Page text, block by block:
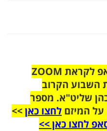
הצטרפו לקבוצת הוואטסאפ לקראת ZOOM
השבוע הקרוב
שליט"א. מספר
המיזם לחצו כאן>>
לחצו כאן >>